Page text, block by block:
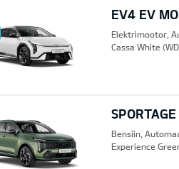
EV4 EV
Elektrimootor,
Cassa White
Bensiin,
Experience